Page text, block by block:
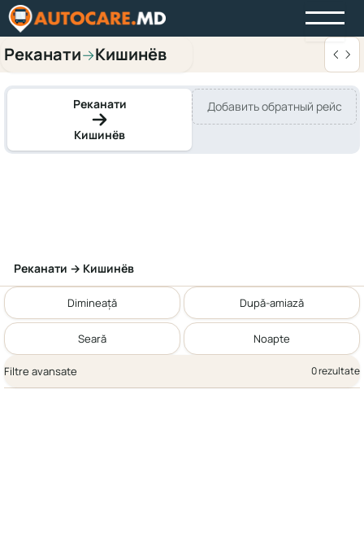
Реканати→Кишинёв
Реканати
Кишинёв
Добавить обратный рейс
Реканати → Кишинёв
Dimineață După-amiază
Seară Noapte
Filtre avansate 0 rezultate